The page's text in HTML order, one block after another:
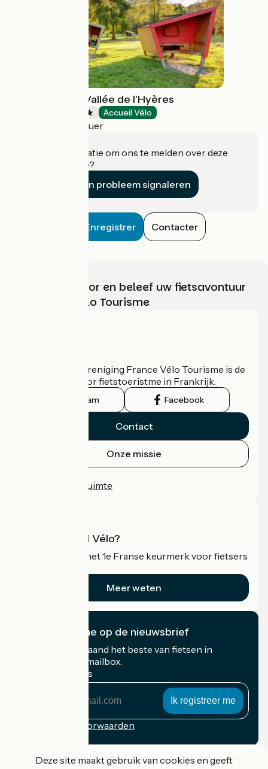
Camping de la Vallée de l'Hyères
Accueil Vélo
Carhaix-Plouguer
Heeft u informatie om ons te melden over deze
accommodatie?
Een probleem signaleren
Enregistrer Contacter
Kies, bereid voor en beleef uw fietsavontuur
met France Vélo Tourisme
De nationale vereniging France Vélo Tourisme is de
officiële gids voor fietstoeristme in Frankrijk.
Instagram Facebook
Contact
Onze missie
Professionele ruimte
Wat is Accueil Vélo?
Accueil Vélo is het 1e Franse keurmerk voor fietsers
Meer weten
Ik abonneer me op de nieuwsbrief
Ontvang elke maand het beste van fietsen in
Frankrijk in uw mailbox.
Mijn e-mailadres
Inschrijvingsvoorwaarden
Deze site maakt gebruik van cookies en geeft